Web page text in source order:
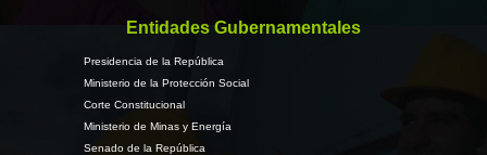
Entidades Gubernamentales
Presidencia de la República
Ministerio de la Protección Social
Corte Constitucional
Ministerio de Minas y Energía
Senado de la República